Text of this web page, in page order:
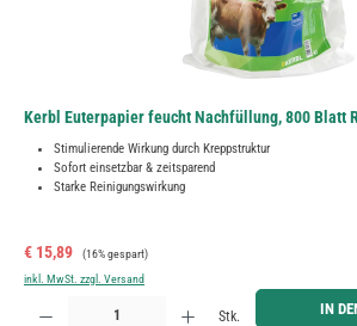
Kerbl Euterpapier feucht Nachfüllung, 800 Blatt
Stimulierende Wirkung durch Kreppstruktur
Sofort einsetzbar & zeitsparend
Starke Reinigungswirkung
Verkaufspreis:
€ 15,89 Regulärer Preis:
(16% gespart)
inkl. MwSt. zzgl. Versand
Produkt Anzahl: Gib den gewünschten Wert ein oder benutze
Stk. IN